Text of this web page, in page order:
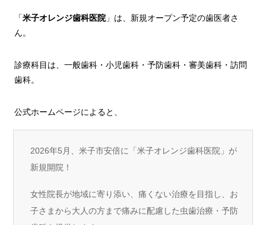
「米子オレンジ歯科医院」は、新規オープン予定の歯医者さ
ん。
診療科目は、一般歯科・小児歯科・予防歯科・審美歯科・訪問
歯科。
公式ホームページによると、
2026年5月、米子市安倍に「米子オレンジ歯科医院」が
新規開院！
女性院長が地域に寄り添い、痛くない治療を目指し、お
子さまから大人の方まで痛みに配慮した虫歯治療・予防